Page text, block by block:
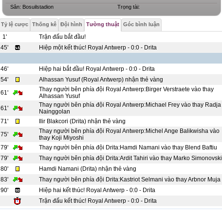
Sân: Bosuilstadion Trọng tài:
Tỷ lệ cược Thống kê Đội hình Tường thuật Góc bình luận
1'
Trận đấu bắt đầu!
45'
Hiệp một kết thúc! Royal Antwerp - 0:0 - Drita
46'
Hiệp hai bắt đầu! Royal Antwerp - 0:0 - Drita
54'
Alhassan Yusuf (Royal Antwerp) nhận thẻ vàng
61'
Thay người bên phía đội Royal Antwerp:Birger Verstraete vào thay
Alhassan Yusuf
61'
Thay người bên phía đội Royal Antwerp:Michael Frey vào thay Radja
Nainggolan
71'
Ilir Blakcori (Drita) nhận thẻ vàng
75'
Thay người bên phía đội Royal Antwerp:Michel Ange Balikwisha vào
thay Koji Miyoshi
79'
Thay người bên phía đội Drita:Hamdi Namani vào thay Blend Baftiu
79'
Thay người bên phía đội Drita:Ardit Tahiri vào thay Marko Simonovski
80'
Hamdi Namani (Drita) nhận thẻ vàng
83'
Thay người bên phía đội Drita:Kastriot Selmani vào thay Arbnor Muja
90'
Hiệp hai kết thúc! Royal Antwerp - 0:0 - Drita
Trận đấu kết thúc! Royal Antwerp - 0:0 - Drita